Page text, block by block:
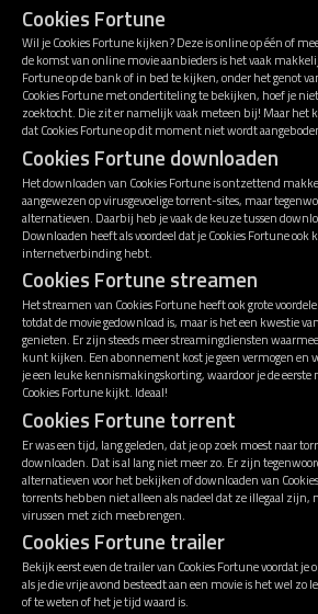
Cookies Fortune
Wil je Cookies Fortune kijken? Deze is online op één of
de komst van online movie aanbieders is het vaak
Fortune op de bank of in bed te kijken, onder het genot
Cookies Fortune met ondertiteling te bekijken, hoef je
zoektocht. Die zit er namelijk vaak meteen bij! Maar het
dat Cookies Fortune op dit moment niet wordt
Cookies Fortune downloaden
Het downloaden van Cookies Fortune is ontzettend
aangewezen op virusgevoelige torrent-sites, maar
alternatieven. Daarbij heb je vaak de keuze tussen
Downloaden heeft als voordeel dat je Cookies Fortune
internetverbinding hebt.
Cookies Fortune streamen
Het streamen van Cookies Fortune heeft ook grote
totdat de movie gedownload is, maar is het een kwestie
genieten. Er zijn steeds meer streamingdiensten
kunt kijken. Een abonnement kost je geen vermogen en
je een leuke kennismakingskorting, waardoor je de eerste
Cookies Fortune kijkt. Ideaal!
Cookies Fortune torrent
Er was een tijd, lang geleden, dat je op zoek moest naar
downloaden. Dat is al lang niet meer zo. Er zijn
alternatieven voor het bekijken of downloaden van
torrents hebben niet alleen als nadeel dat ze illegaal zijn,
virussen met zich meebrengen.
Cookies Fortune trailer
Bekijk eerst even de trailer van Cookies Fortune voordat
als je die vrije avond besteedt aan een movie is het wel zo
of te weten of het je tijd waard is.